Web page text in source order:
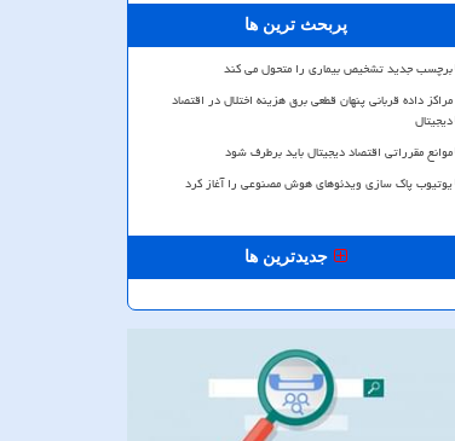
پربحث ترین ها
برچسب جدید تشخیص بیماری را متحول می کند
مراکز داده قربانی پنهان قطعی برق هزینه اختلال در اقتصاد
دیجیتال
موانع مقرراتی اقتصاد دیجیتال باید برطرف شود
یوتیوب پاک سازی ویدئوهای هوش مصنوعی را آغاز کرد
جدیدترین ها